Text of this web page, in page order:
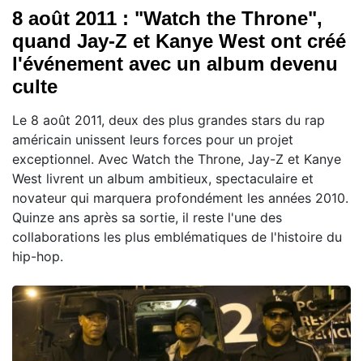
8 août 2011 : "Watch the Throne",
quand Jay-Z et Kanye West ont créé
l'événement avec un album devenu
culte
Le 8 août 2011, deux des plus grandes stars du rap
américain unissent leurs forces pour un projet
exceptionnel. Avec Watch the Throne, Jay-Z et Kanye
West livrent un album ambitieux, spectaculaire et
novateur qui marquera profondément les années 2010.
Quinze ans après sa sortie, il reste l'une des
collaborations les plus emblématiques de l'histoire du
hip-hop.